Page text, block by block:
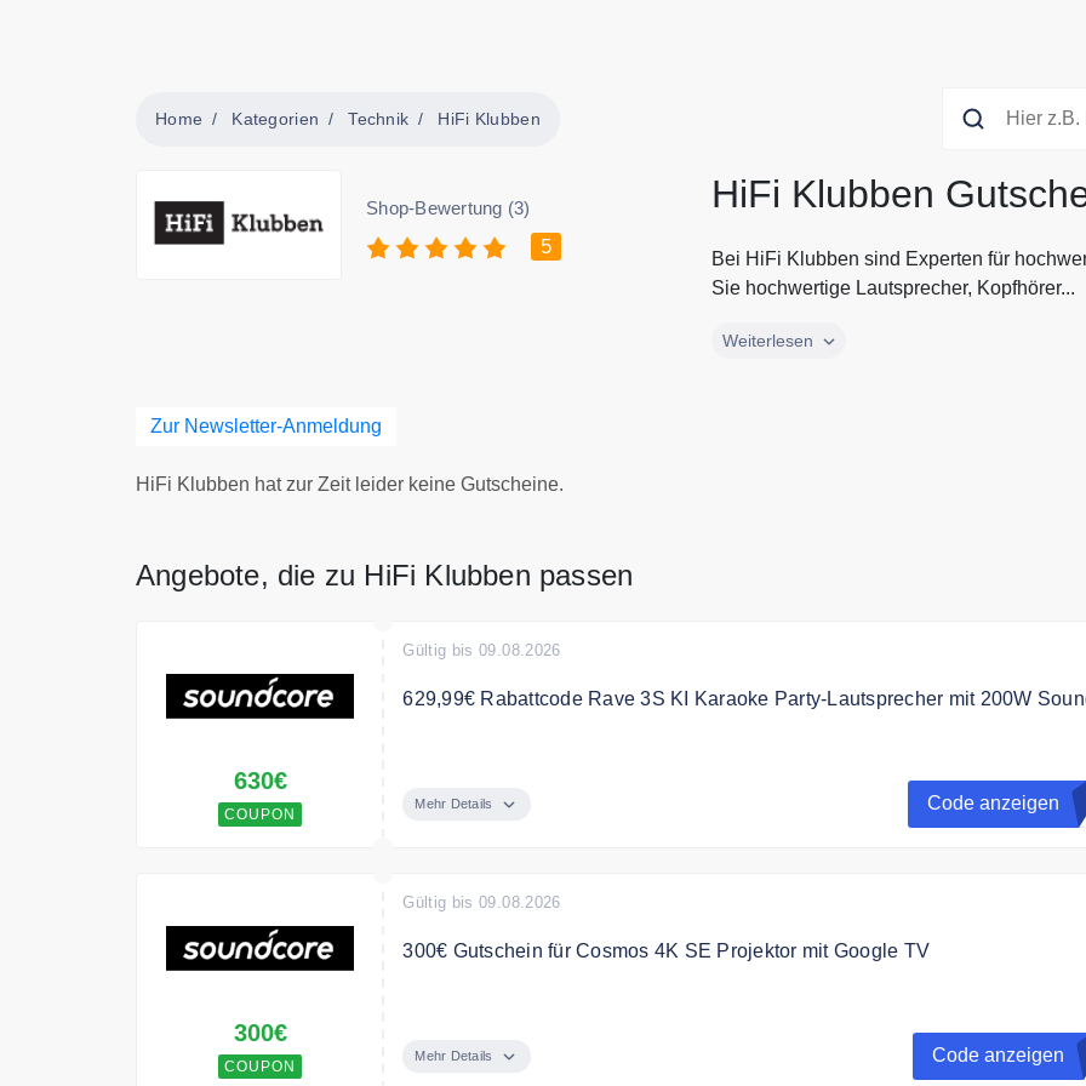
Home Kategorien Technik HiFi Klubben
Shop-Bewertung (3)
5
HiFi Klubben
Bei HiFi Klubben sind Experten für
Sie hochwertige Lautsprecher, Kopfhörer...
Bei HiFi Klubben sind Experten für
Weiterlesen
Zur Newsletter-Anmeldung
HiFi Klubben hat zur Zeit leider keine Gutscheine.
Angebote, die zu HiFi Klubben passen
630€
COUPON
Gültig bis 09.08.2026
629,99€ Rabattcode Rave 3S KI Karaoke Party-Lautsprecher mit 200W
Mehr Details Code anzeigen
300€
COUPON
Gültig bis 09.08.2026
300€ Gutschein für Cosmos 4K SE Projektor mit Google TV
Mehr Details Code anzeigen